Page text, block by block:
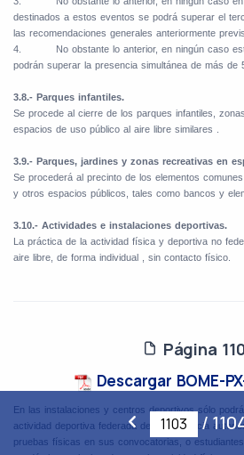
/
destinados a estos eventos se podrá superar el
las recomendaciones generales anteriormente
4.
No obstante lo anterior, en ningún caso
podrán superar la presencia simultánea de más de
3.8.- Parques infantiles.
Se procede al cierre de los parques infantiles,
espacios de uso público al aire libre similares .
3.9.- Parques, jardines y zonas recreativas en
Se procederá al precinto de los elementos
y otros espacios públicos, tales como bancos y
3.10.- Actividades e instalaciones deportivas.
La práctica de la actividad física y deportiva no
aire libre, de forma individual , sin contacto físico.
Página
Descargar BOME-
En las instalaciones y centros deportivos sólo
actividad deportiva federada de competencia
pruebas físicas en sus convocatorias, o